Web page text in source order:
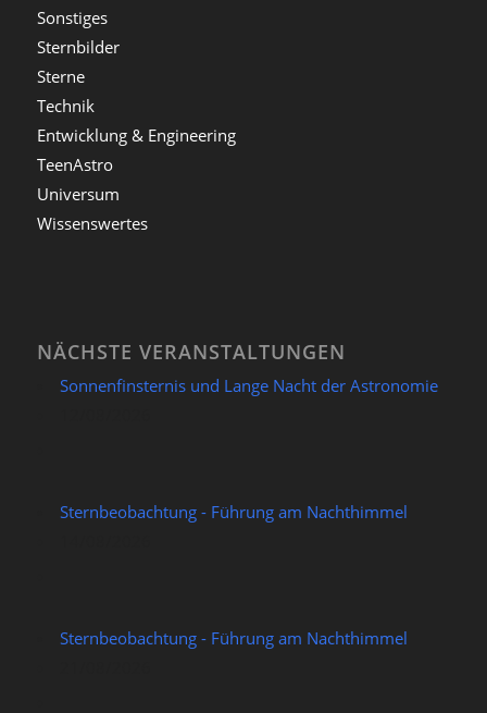
Sonstiges
Sternbilder
Sterne
Technik
Entwicklung & Engineering
TeenAstro
Universum
Wissenswertes
NÄCHSTE VERANSTALTUNGEN
Sonnenfinsternis und Lange Nacht der Astronomie
Sternbeobachtung - Führung am Nachthimmel
Sternbeobachtung - Führung am Nachthimmel